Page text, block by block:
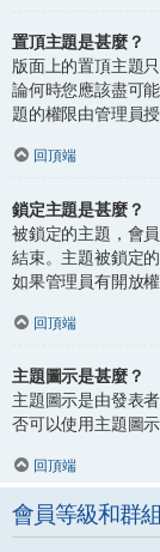
置頂主題是甚麼？
版面上的置頂主題
論何時您應該盡可
題的權限由管理員授
回頂端
鎖定主題是甚麼？
被鎖定的主題，會
結束。主題被鎖定
如果管理員有開放
回頂端
主題圖示是甚麼？
主題圖示是由發表
否可以使用主題圖
回頂端
會員等級和群組